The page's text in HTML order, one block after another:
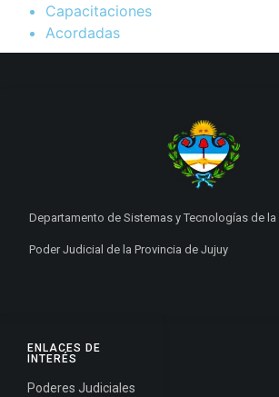
Capacitaciones
Acordadas
ENLACES DE
INTERÉS
Poderes Judiciales
Departamento de Sistemas y Tecnologías de la
Poder Judicial de la Provincia de Jujuy